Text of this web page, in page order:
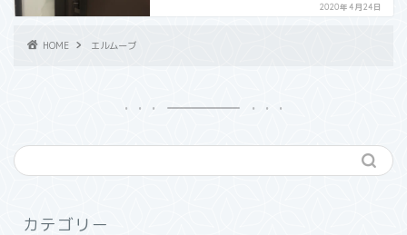
2020年4月24日
HOME エルムーブ
カテゴリー